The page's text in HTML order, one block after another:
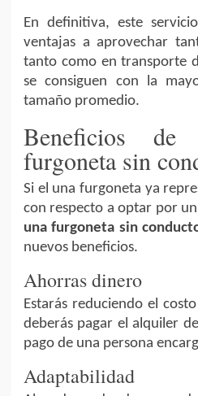
En definitiva, este
ventajas a aprovechar
tanto como en transporte
se consiguen con la
tamaño promedio.
Beneficios
furgoneta sin
Si el una furgoneta ya
con respecto a optar por
una furgoneta sin
nuevos beneficios.
Ahorras dinero
Estarás reduciendo el
deberás pagar el alquiler
pago de una persona
Adaptabilidad